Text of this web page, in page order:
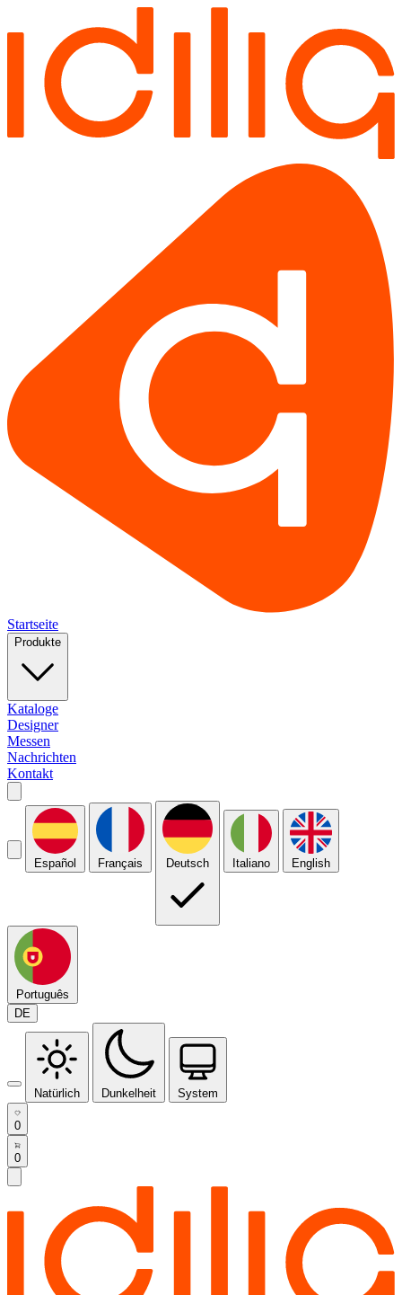
Startseite
Produkte
Kataloge
Designer
Messen
Nachrichten
Kontakt
Español Français Deutsch Italiano English
Português
DE
Natürlich Dunkelheit System
0
0